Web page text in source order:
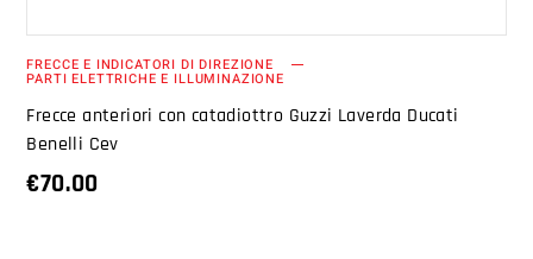
FRECCE E INDICATORI DI DIREZIONE
PARTI ELETTRICHE E ILLUMINAZIONE
Frecce anteriori con catadiottro Guzzi Laverda Ducati
Benelli Cev
€70.00